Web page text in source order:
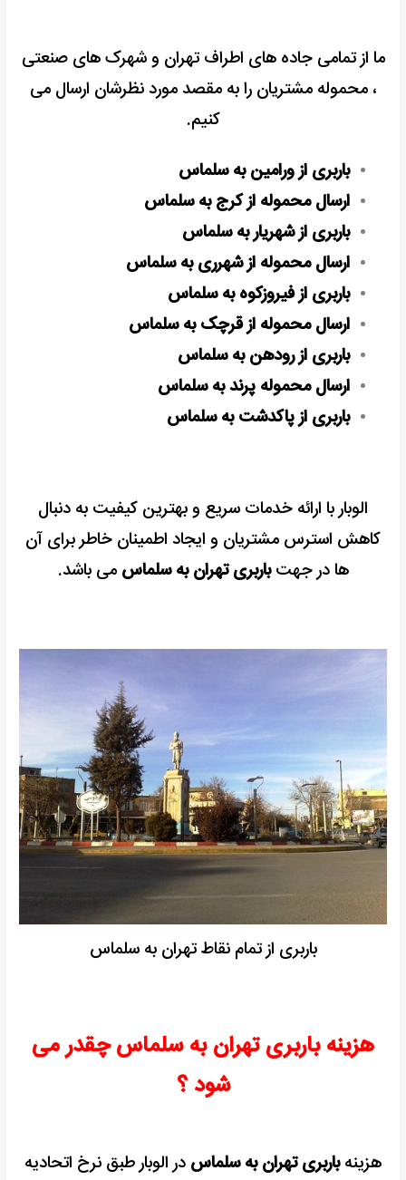
ما از تمامی جاده های اطراف تهران و شهرک های صنعتی
، محموله مشتریان را به مقصد مورد نظرشان ارسال می
کنیم.
باربری از ورامین به سلماس
ارسال محموله از کرج به سلماس
باربری از شهریار به سلماس
ارسال محموله از شهرری به سلماس
باربری از فیروزکوه به سلماس
ارسال محموله از قرچک به سلماس
باربری از رودهن به سلماس
ارسال محموله پرند به سلماس
باربری از پاکدشت به سلماس
الوبار با ارائه خدمات سریع و بهترین کیفیت به دنبال
کاهش استرس مشتریان و ایجاد اطمینان خاطر برای آن
ها در جهتباربری تهران به سلماس می باشد.
باربری از تمام نقاط تهران به سلماس
هزینه باربری تهران به سلماس چقدر می
شود ؟
هزینهباربری تهران به سلماس در الوبار طبق نرخ اتحادیه